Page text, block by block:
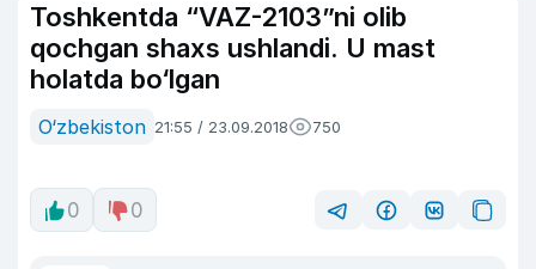
Toshkentda “VAZ-2103”ni olib
qochgan shaxs ushlandi. U mast
holatda bo‘lgan
O‘zbekiston 21:55 / 23.09.2018 750
0 0